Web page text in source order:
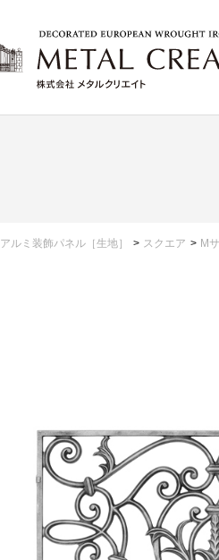
アルミ装飾パネル［生地］ スクエア M